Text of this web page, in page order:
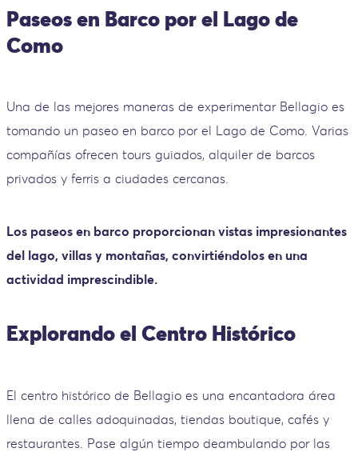
Paseos en Barco por el Lago de
Como
Una de las mejores maneras de experimentar Bellagio es
tomando un paseo en barco por el Lago de Como. Varias
compañías ofrecen tours guiados, alquiler de barcos
privados y ferris a ciudades cercanas.
Los paseos en barco proporcionan vistas impresionantes
del lago, villas y montañas, convirtiéndolos en una
actividad imprescindible.
Explorando el Centro Histórico
El centro histórico de Bellagio es una encantadora área
llena de calles adoquinadas, tiendas boutique, cafés y
restaurantes. Pase algún tiempo deambulando por las